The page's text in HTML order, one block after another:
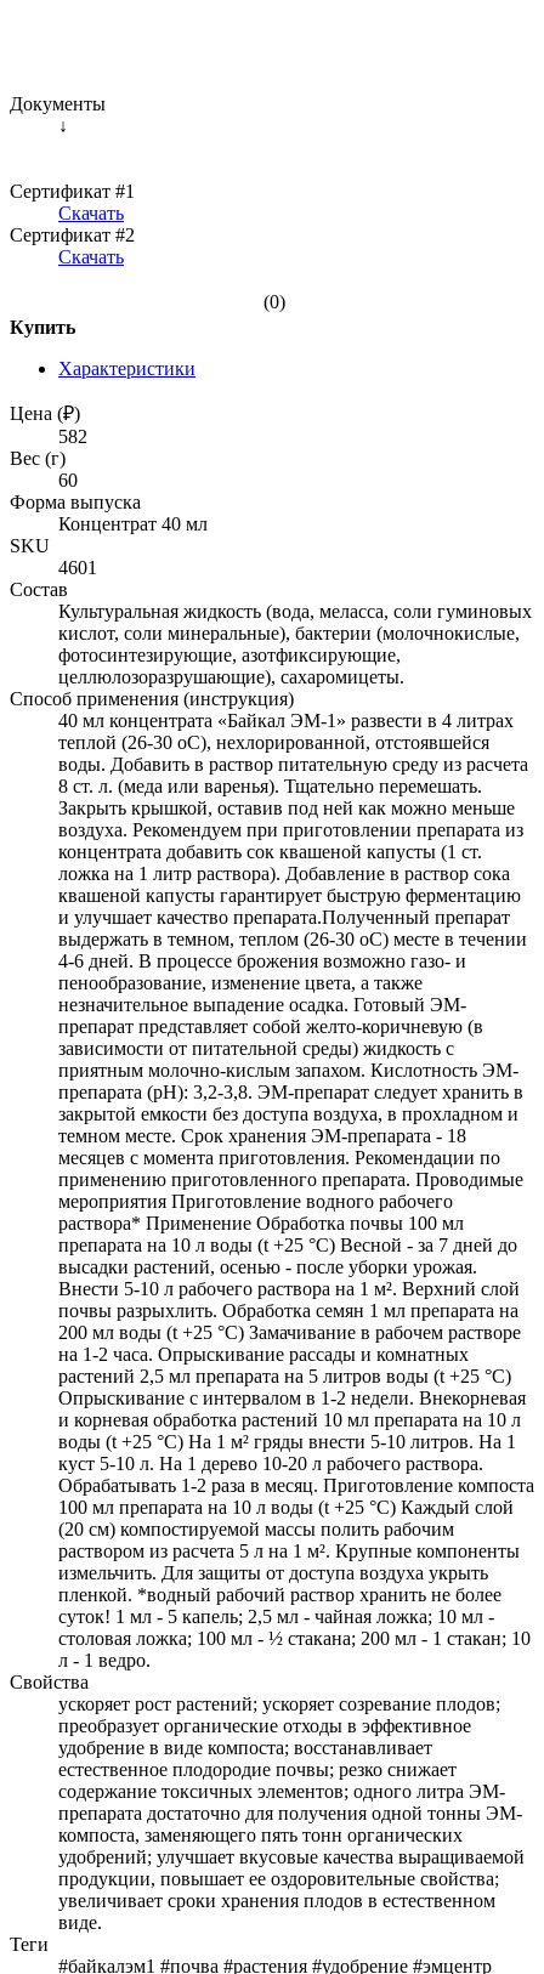
Документы
↓
Сертификат #1
Скачать
Сертификат #2
Скачать
(0)
Купить
Характеристики
Цена (₽)
582
Вес (г)
60
Форма выпуска
Концентрат 40 мл
SKU
4601
Состав
Культуральная жидкость (вода, меласса, соли гуминовых
кислот, соли минеральные), бактерии (молочнокислые,
фотосинтезирующие, азотфиксирующие,
целлюлозоразрушающие), сахаромицеты.
Способ применения (инструкция)
40 мл концентрата «Байкал ЭМ-1» развести в 4 литрах
теплой (26-30 оС), нехлорированной, отстоявшейся
воды. Добавить в раствор питательную среду из расчета
8 ст. л. (меда или варенья). Тщательно перемешать.
Закрыть крышкой, оставив под ней как можно меньше
воздуха. Рекомендуем при приготовлении препарата из
концентрата добавить сок квашеной капусты (1 ст.
ложка на 1 литр раствора). Добавление в раствор сока
квашеной капусты гарантирует быструю ферментацию
и улучшает качество препарата.Полученный препарат
выдержать в темном, теплом (26-30 оС) месте в течении
4-6 дней. В процессе брожения возможно газо- и
пенообразование, изменение цвета, а также
незначительное выпадение осадка. Готовый ЭМ-
препарат представляет собой желто-коричневую (в
зависимости от питательной среды) жидкость с
приятным молочно-кислым запахом. Кислотность ЭМ-
препарата (рН): 3,2-3,8. ЭМ-препарат следует хранить в
закрытой емкости без доступа воздуха, в прохладном и
темном месте. Срок хранения ЭМ-препарата - 18
месяцев с момента приготовления. Рекомендации по
применению приготовленного препарата. Проводимые
мероприятия Приготовление водного рабочего
раствора* Применение Обработка почвы 100 мл
препарата на 10 л воды (t +25 °C) Весной - за 7 дней до
высадки растений, осенью - после уборки урожая.
Внести 5-10 л рабочего раствора на 1 м². Верхний слой
почвы разрыхлить. Обработка семян 1 мл препарата на
200 мл воды (t +25 °C) Замачивание в рабочем растворе
на 1-2 часа. Опрыскивание рассады и комнатных
растений 2,5 мл препарата на 5 литров воды (t +25 °C)
Опрыскивание с интервалом в 1-2 недели. Внекорневая
и корневая обработка растений 10 мл препарата на 10 л
воды (t +25 °C) На 1 м² гряды внести 5-10 литров. На 1
куст 5-10 л. На 1 дерево 10-20 л рабочего раствора.
Обрабатывать 1-2 раза в месяц. Приготовление компоста
100 мл препарата на 10 л воды (t +25 °C) Каждый слой
(20 см) компостируемой массы полить рабочим
раствором из расчета 5 л на 1 м². Крупные компоненты
измельчить. Для защиты от доступа воздуха укрыть
пленкой. *водный рабочий раствор хранить не более
суток! 1 мл - 5 капель; 2,5 мл - чайная ложка; 10 мл -
столовая ложка; 100 мл - ½ стакана; 200 мл - 1 стакан; 10
л - 1 ведро.
Свойства
ускоряет рост растений; ускоряет созревание плодов;
преобразует органические отходы в эффективное
удобрение в виде компоста; восстанавливает
естественное плодородие почвы; резко снижает
содержание токсичных элементов; одного литра ЭМ-
препарата достаточно для получения одной тонны ЭМ-
компоста, заменяющего пять тонн органических
удобрений; улучшает вкусовые качества выращиваемой
продукции, повышает ее оздоровительные свойства;
увеличивает сроки хранения плодов в естественном
виде.
Теги
#байкалэм1 #почва #растения #удобрение #эмцентр